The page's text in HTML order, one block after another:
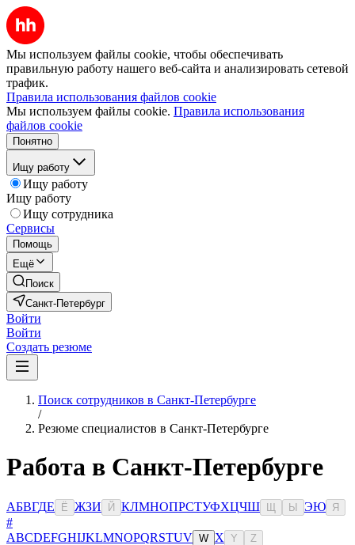
Мы используем файлы cookie, чтобы обеспечивать
правильную работу нашего веб-сайта и анализировать сетевой
трафик.
Правила использования файлов cookie
Мы используем файлы cookie. Правила использования
файлов cookie
Понятно
Ищу работу
Ищу работу
Ищу работу
Ищу сотрудника
Сервисы
Помощь
Ещё
Поиск
Санкт-Петербург
Войти
Войти
Создать резюме
Поиск сотрудников в Санкт-Петербурге
/
Резюме специалистов в Санкт-Петербурге
Работа в Санкт-Петербурге
АБВГДЕ Ё ЖЗИ Й КЛМНОПРСТУФХЦЧШ Ы ЭЮ Я
#
ABCDEFGHIJKLMNOPQRSTUV W X Y Z